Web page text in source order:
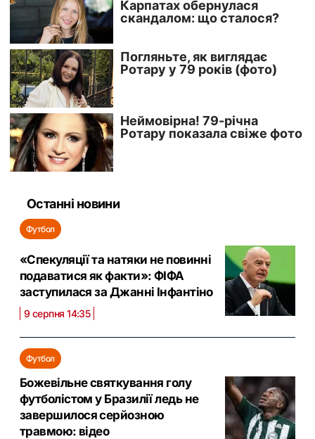
Останні новини
Футбол
«Спекуляції та натяки не повинні
подаватися як факти»: ФІФА
заступилася за Джанні Інфантіно
9 серпня 14:35
Футбол
Божевільне святкування голу
футболістом у Бразилії ледь не
завершилося серйозною
травмою: відео